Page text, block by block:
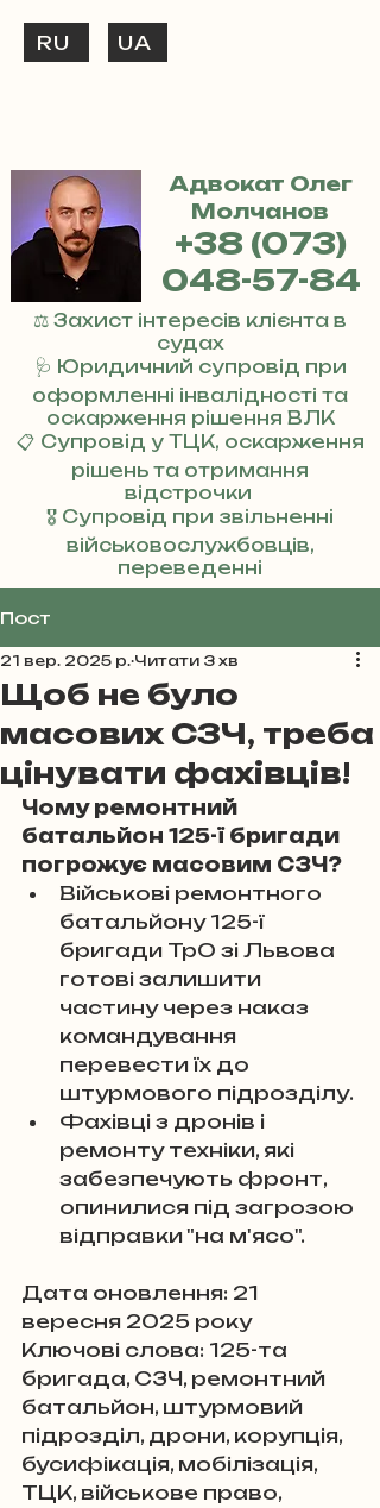
UA
RU
Адвокат Олег
Молчанов
+38 (073)
048-57-84
⚖️ Захист інтересів клієнта в
судах
🩺 Юридичний супровід при
оформленні інвалідності та
оскарження рішення ВЛК
📋 Супровід у ТЦК, оскарження
рішень та отримання
відстрочки
🎖 Супровід при звільненні
військовослужбовців,
переведенні
Реклама
Пост
Щоб не було
масових СЗЧ, треба
цінувати фахівців!
21 вер. 2025 р. Читати 3 хв
Чому ремонтний
батальйон 125-ї бригади
погрожує масовим СЗЧ?
Військові ремонтного
батальйону 125-ї
бригади ТрО зі Львова
готові залишити
частину через наказ
командування
перевести їх до
штурмового підрозділу.
Фахівці з дронів і
ремонту техніки, які
забезпечують фронт,
опинилися під загрозою
відправки "на м'ясо".
Дата оновлення: 21
вересня 2025 року
Ключові слова: 125-та
бригада, СЗЧ, ремонтний
батальйон, штурмовий
підрозділ, дрони, корупція,
бусифікація, мобілізація,
ТЦК, військове право,